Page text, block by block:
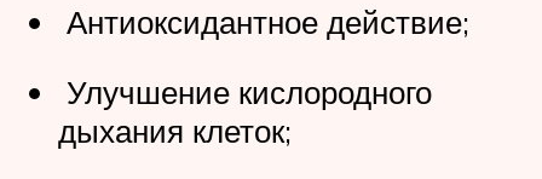
Антиоксидантное действие;
Улучшение кислородного
дыхания клеток;